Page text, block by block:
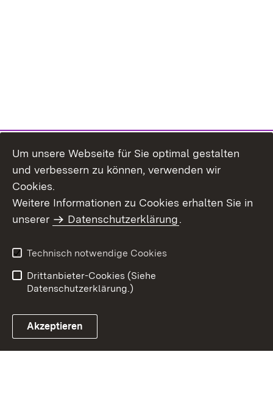
Um unsere Webseite für Sie optimal gestalten
und verbessern zu können, verwenden wir
Cookies.
Weitere Informationen zu Cookies erhalten Sie in
unserer
Datenschutzerklärung.
Technisch notwendige Cookies
Drittanbieter-Cookies (Siehe
Datenschutzerklärung.)
Akzeptieren